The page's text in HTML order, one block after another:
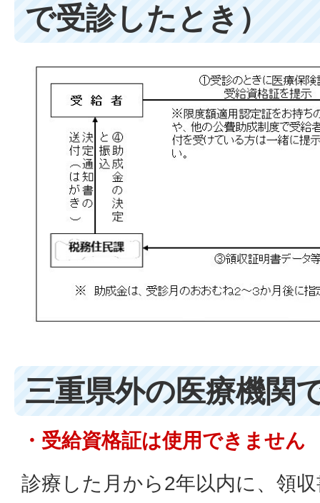
で受診したとき）
三重県外の医療機関
・受給資格証は使用できません
診療した月から2年以内に、領